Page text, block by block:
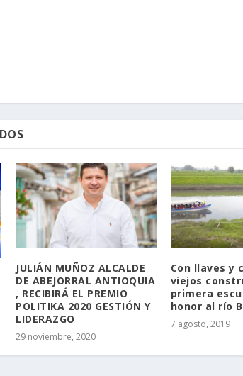
JULIÁN MUÑOZ ALCALDE
DE ABEJORRAL ANTIOQUIA
, RECIBIRÁ EL PREMIO
POLITIKA 2020 GESTIÓN Y
LIDERAZGO
29 noviembre, 2020
Con llaves y
viejos
primera
honor al río
7 agosto, 2019